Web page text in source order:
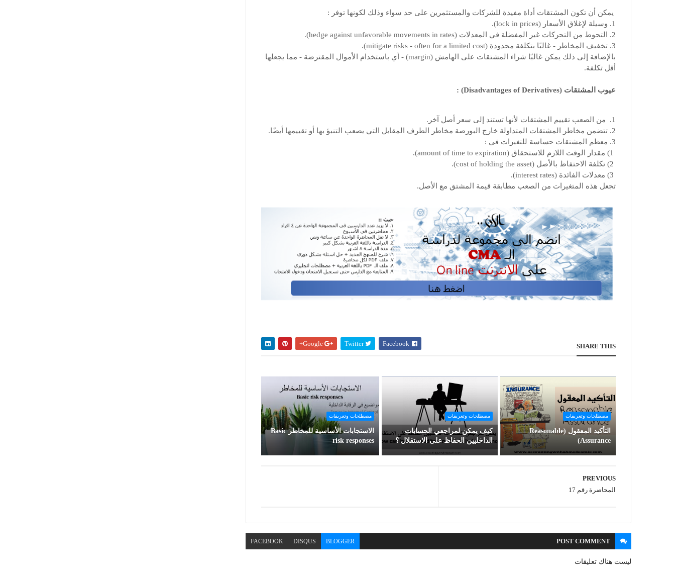
يمكن أن تكون المشتقات أداة مفيدة للشركات والمستثمرين على حد سواء وذلك لكونها توفر :
1. وسيلة لإغلاق الأسعار (lock in prices).
2. التحوط من التحركات غير المفضلة في المعدلات (hedge against unfavorable movements in rates).
3. تخفيف المخاطر - غالبًا بتكلفة محدودة (mitigate risks - often for a limited cost).
بالإضافة إلى ذلك يمكن غالبًا شراء المشتقات على الهامش (margin) - أي باستخدام الأموال المقترضة - مما يجعلها
أقل تكلفة.
عيوب المشتقات (Disadvantages of Derivatives) :
1. من الصعب تقييم المشتقات لأنها تستند إلى سعر أصل آخر.
2. تتضمن مخاطر المشتقات المتداولة خارج البورصة مخاطر الطرف المقابل التي يصعب التنبؤ بها أو تقييمها أيضًا.
3. معظم المشتقات حساسة للتغيرات في :
(amount of time to expiration).
تجعل هذه المتغيرات من الصعب مطابقة قيمة المشتق مع الأصل.
SHARE THIS
Twitter
Google+
مصطلحات وتعريفات
التأكيد المعقول (Reasonable
Assurance)
مصطلحات وتعريفات
كيف يمكن لمراجعي الحسابات
الداخليين الحفاظ على الاستقلال ؟
مصطلحات وتعريفات
الاستجابات الأساسية للمخاطر Basic
risk responses
PREVIOUS
المحاضرة رقم 17
POST COMMENT
BLOGGER
DISQUS
FACEBOOK
ليست هناك تعليقات